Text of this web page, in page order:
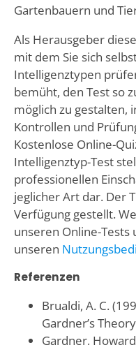
Gartenbauern und
Als Herausgeber
mit dem Sie sich
Intelligenztypen
bemüht, den Test so
möglich zu gestalten,
Kontrollen und
Kostenlose Online-
Intelligenztyp-Test
professionellen
jeglicher Art dar. Der
Verfügung gestellt.
unseren Online-Tests
unseren
Referenzen
Brualdi, A. C.
Gardner’s
Gardner,